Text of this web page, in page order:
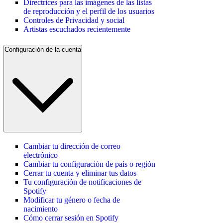
Directrices para las imágenes de las listas
de reproducción y el perfil de los usuarios
Controles de Privacidad y social
Artistas escuchados recientemente
Configuración de la cuenta
Cambiar tu dirección de correo
electrónico
Cambiar tu configuración de país o región
Cerrar tu cuenta y eliminar tus datos
Tu configuración de notificaciones de
Spotify
Modificar tu género o fecha de
nacimiento
Cómo cerrar sesión en Spotify